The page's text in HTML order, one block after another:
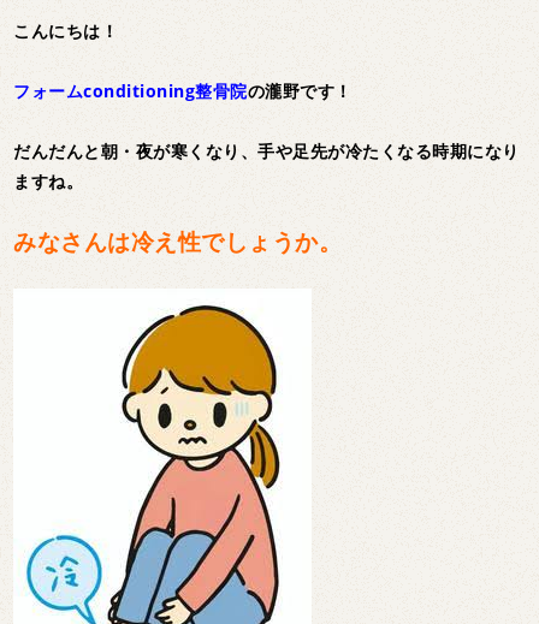
こんにちは！
フォームconditioning整骨院の瀧野です！
だんだんと朝・夜が寒くなり、手や足先が冷たくなる時期になり
ますね。
みなさんは冷え性でしょうか。